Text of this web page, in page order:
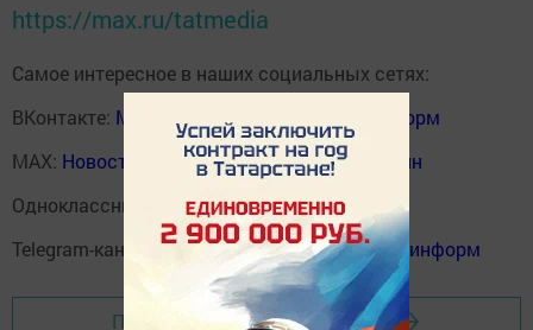
https://max.ru/tatmedia
Самое интересное в наших социальных сетях:
ВКонтакте: Мензелинск news - Мензеля-информ
MAX: Новости Мензелинска - Мензеля онлайн
Одноклассники:
ok.ru/menzelinsk
Telegram-канал:
Мензелинск news - Мензеля-информ
Перейти на страницу новости